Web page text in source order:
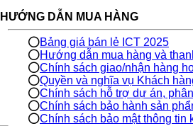
HƯỚNG DẪN MUA HÀNG
Bảng giá bán lẻ ICT 2025
Hướng dẫn mua hàng và
Chính sách giao/nhận hàng
Quyền và nghĩa vụ Khách
Chính sách hỗ trợ dự án,
Chính sách bảo hành sản
Chính sách bảo mật thông tin